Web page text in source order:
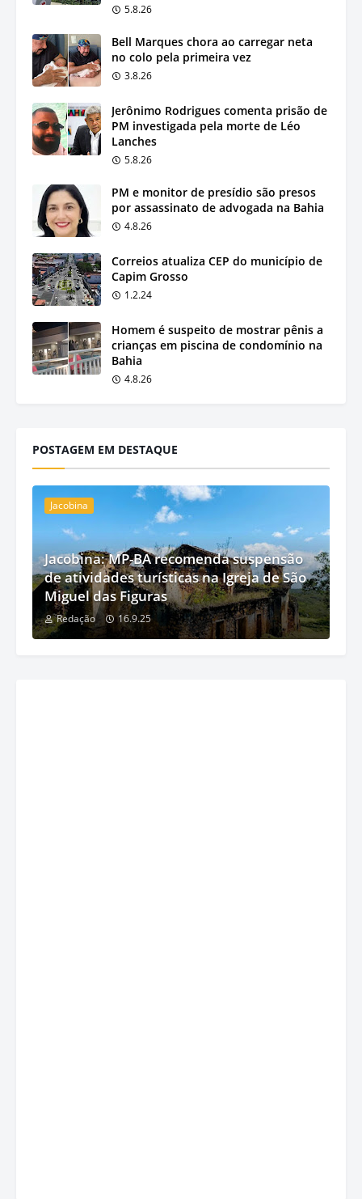
5.8.26
Bell Marques chora ao carregar neta
no colo pela primeira vez
3.8.26
Jerônimo Rodrigues comenta prisão de
PM investigada pela morte de Léo
Lanches
5.8.26
PM e monitor de presídio são presos
por assassinato de advogada na Bahia
4.8.26
Correios atualiza CEP do município de
Capim Grosso
1.2.24
Homem é suspeito de mostrar pênis a
crianças em piscina de condomínio na
Bahia
4.8.26
POSTAGEM EM DESTAQUE
Jacobina
Jacobina: MP-BA recomenda suspensão
de atividades turísticas na Igreja de São
Miguel das Figuras
Redação 16.9.25